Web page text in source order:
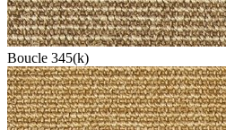
Boucle 345(k)